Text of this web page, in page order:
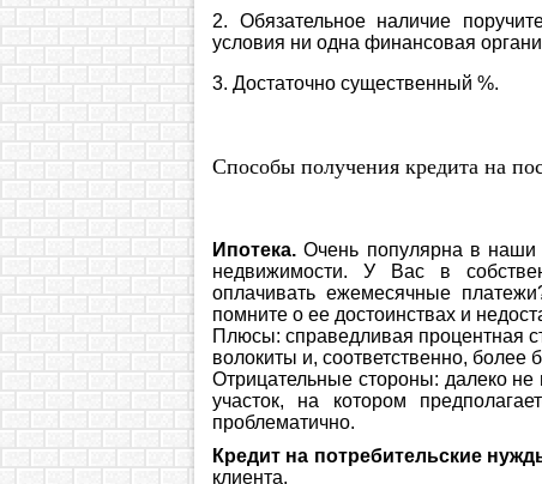
2. Обязательное наличие
условия ни одна финансовая
3. Достаточно существенный %.
Способы получения кредита на
Ипотека. Очень популярна в наши
недвижимости. У Вас в
оплачивать ежемесячные
помните о ее достоинствах и
Плюсы: справедливая процентная
волокиты и, соответственно, более
Отрицательные стороны: далеко не
участок, на котором
проблематично.
Кредит на потребительские
клиента.